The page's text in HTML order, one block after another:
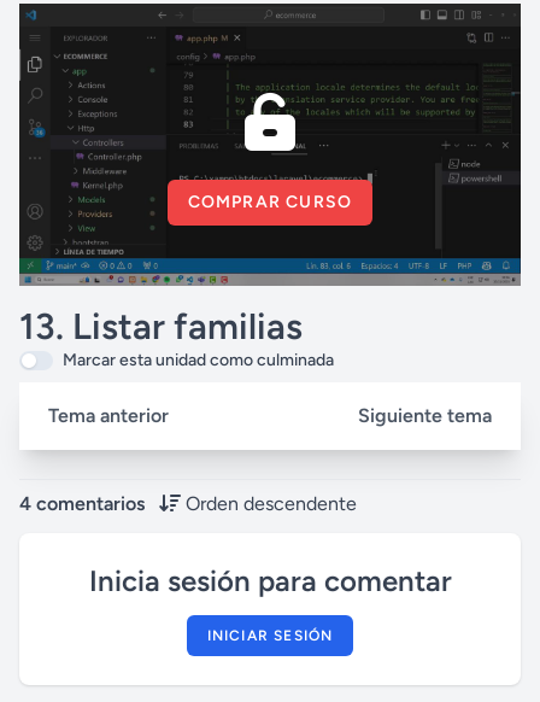
COMPRAR CURSO
13. Listar familias
Marcar esta unidad como culminada
Tema anterior Siguiente tema
4 comentarios Orden descendente
Inicia sesión para comentar
INICIAR SESIÓN